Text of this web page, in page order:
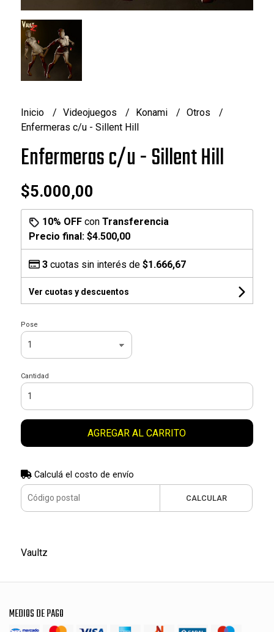
Inicio Videojuegos Konami
Otros
Enfermeras c/u - Sillent Hill
Enfermeras c/u - Sillent Hill
$5.000,00
10% OFFcon Transferencia
Precio final: $4.500,00
3cuotas sin interés de $1.666,67
Ver cuotas y descuentos
Pose
Cantidad
AGREGAR AL CARRITO
Calculá el costo de envío
CALCULAR
Vaultz
MEDIOS DE PAGO